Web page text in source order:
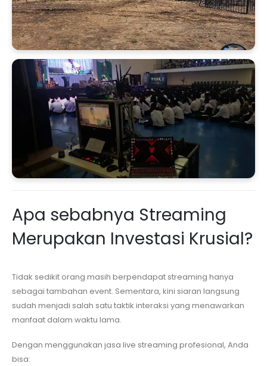
Apa sebabnya Streaming
Merupakan Investasi Krusial?
Tidak sedikit orang masih berpendapat streaming hanya
sebagai tambahan event. Sementara, kini siaran langsung
sudah menjadi salah satu taktik interaksi yang menawarkan
manfaat dalam waktu lama.
Dengan menggunakan jasa live streaming profesional, Anda
bisa: